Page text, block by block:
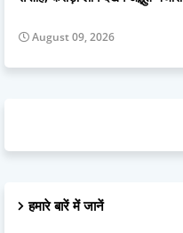
August 09, 2026
हमारे बारें में जानें